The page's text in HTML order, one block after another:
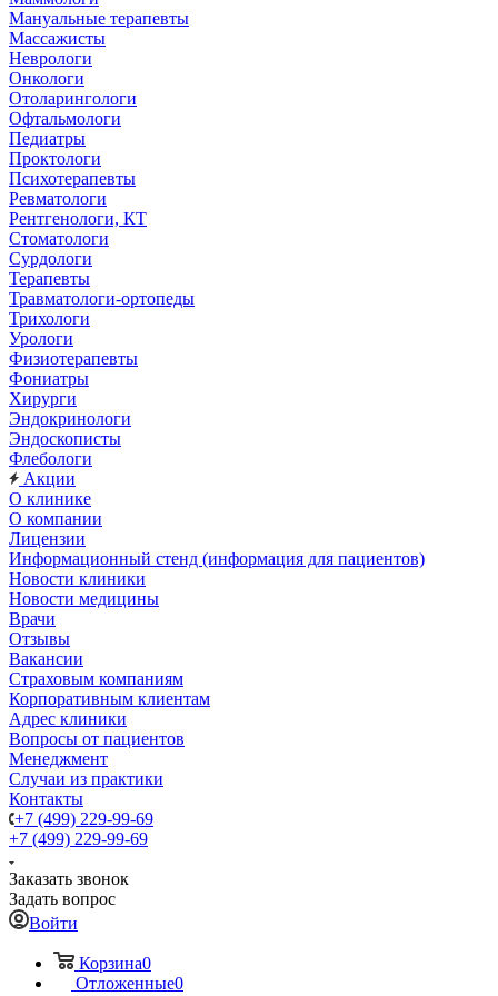
Мануальные терапевты
Массажисты
Неврологи
Онкологи
Отоларингологи
Офтальмологи
Педиатры
Проктологи
Психотерапевты
Ревматологи
Рентгенологи, КТ
Стоматологи
Сурдологи
Терапевты
Травматологи-ортопеды
Трихологи
Урологи
Физиотерапевты
Фониатры
Хирурги
Эндокринологи
Эндоскописты
Флебологи
Акции
О клинике
О компании
Лицензии
Информационный стенд (информация для пациентов)
Новости клиники
Новости медицины
Врачи
Отзывы
Вакансии
Страховым компаниям
Корпоративным клиентам
Адрес клиники
Вопросы от пациентов
Менеджмент
Случаи из практики
Контакты
+7 (499) 229-99-69
+7 (499) 229-99-69
Заказать звонок
Задать вопрос
Войти
Корзина0
Отложенные0